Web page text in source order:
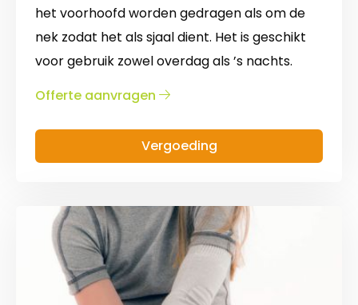
het voorhoofd worden gedragen als om de
nek zodat het als sjaal dient. Het is geschikt
voor gebruik zowel overdag als ’s nachts.
Offerte aanvragen over
of
halsband
Vergoeding